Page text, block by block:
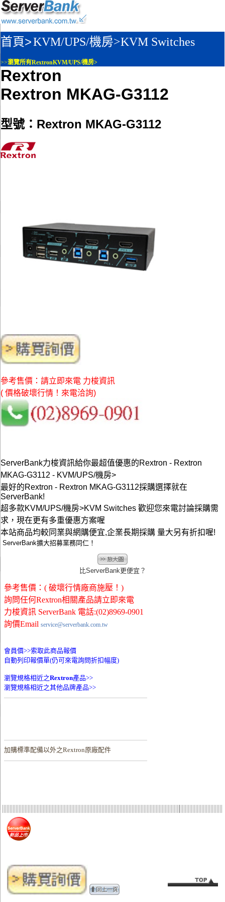
首頁>KVM/UPS/機房>KVM Switches
>>瀏覽所有RextronKVM/UPS/機房>
Rextron
Rextron MKAG-G3112
型號：Rextron MKAG-G3112
參考售價：請立即來電 力梭資訊
( 價格破壞行情！來電洽詢)
ServerBank力梭資訊給你最超值優惠的Rextron - Rextron
MKAG-G3112 - KVM/UPS/機房>
最好的Rextron - Rextron MKAG-G3112採購選擇就在
ServerBank!
超多款KVM/UPS/機房>KVM Switches 歡迎您來電討論採購需
求，現在更有多重優惠方案喔
本站商品均較同業與網購便宜,企業長期採購 量大另有折扣喔!
ServerBank擴大招募業務同仁！
比ServerBank更便宜？
參考售價：( 破壞行情廠商施壓！)
詢問任何Rextron相關產品請立即來電
力梭資訊 ServerBank 電話:(02)8969-0901
詢價Email service@serverbank.com.tw
會員價>>索取此商品報價
自動列印報價單(仍可來電詢問折扣幅度)
瀏覽規格相近之Rextron產品>>
瀏覽規格相近之其他品牌產品>>
加購標準配備以外之Rextron原廠配件